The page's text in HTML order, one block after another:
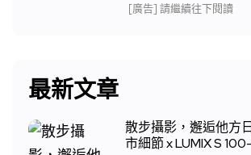
[廣告] 請繼續往下閱讀
最新文章
散步攝影，邂逅他方
市細節 x LUMIX S